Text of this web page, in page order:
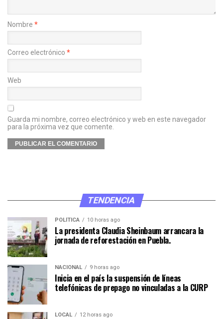
Nombre *
Correo electrónico *
Web
Guarda mi nombre, correo electrónico y web en este navegador
para la próxima vez que comente.
TENDENCIA
POLÍTICA 10 horas ago
La presidenta Claudia Sheinbaum arrancara la
jornada de reforestación en Puebla.
NACIONAL 9 horas ago
Inicia en el país la suspensión de líneas
telefónicas de prepago no vinculadas a la CURP
LOCAL 12 horas ago